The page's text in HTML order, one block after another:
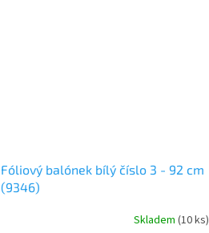
Fóliový balónek bílý číslo 3 - 92 cm
(9346)
Skladem (10 ks)